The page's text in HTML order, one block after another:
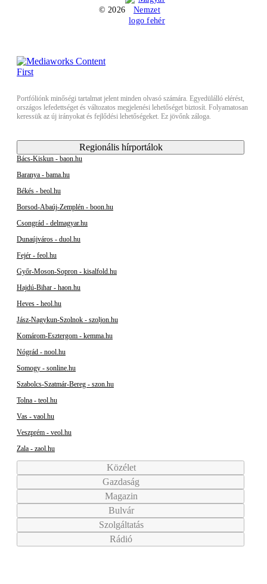
© 2026
Portfóliónk minőségi tartalmat jelent minden olvasó számára. Egyedülálló elérést,
országos lefedettséget és változatos megjelenési lehetőséget biztosít. Folyamatosan
keressük az új irányokat és fejlődési lehetőségeket. Ez jövőnk záloga.
Regionális hírportálok
Bács-Kiskun - baon.hu
Baranya - bama.hu
Békés - beol.hu
Borsod-Abaúj-Zemplén - boon.hu
Csongrád - delmagyar.hu
Dunaújváros - duol.hu
Fejér - feol.hu
Győr-Moson-Sopron - kisalfold.hu
Hajdú-Bihar - haon.hu
Heves - heol.hu
Jász-Nagykun-Szolnok - szoljon.hu
Komárom-Esztergom - kemma.hu
Nógrád - nool.hu
Somogy - sonline.hu
Szabolcs-Szatmár-Bereg - szon.hu
Tolna - teol.hu
Vas - vaol.hu
Veszprém - veol.hu
Zala - zaol.hu
Közélet
Gazdaság
Magazin
Bulvár
Szolgáltatás
Rádió